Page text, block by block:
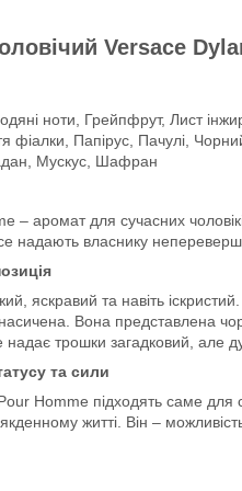
Versace
ноти, Грейпфрут, Лист
фіалки, Папірус, Пачулі,
Мускус, Шафран
– аромат для сучасних
надають власнику
яскравий та навіть
Вона представлена
надає трошки загадковий, але
та сили
Homme підходять саме для
житті. Він –